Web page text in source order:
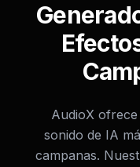
AudioX
sonido de IA
campanas.